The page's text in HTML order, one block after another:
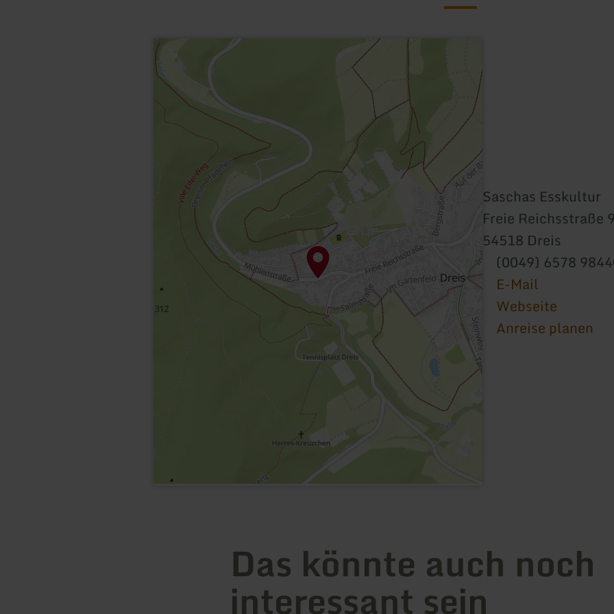
Saschas Esskultur
Freie Reichsstraße
54518 Dreis
(0049) 6578
E-Mail
Webseite
Anreise planen
Das könnte auch noch
interessant sein